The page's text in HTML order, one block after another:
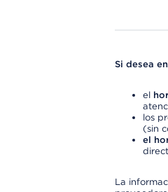
Si desea
el
los
(sin
el
La